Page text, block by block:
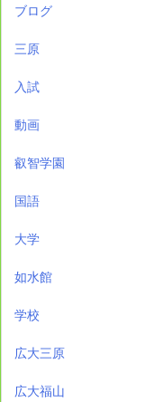
ブログ
三原
入試
動画
叡智学園
国語
大学
如水館
学校
広大三原
広大福山